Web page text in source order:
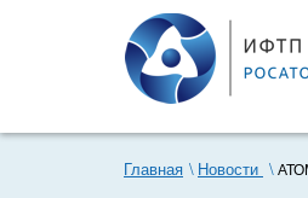
Главная Новости